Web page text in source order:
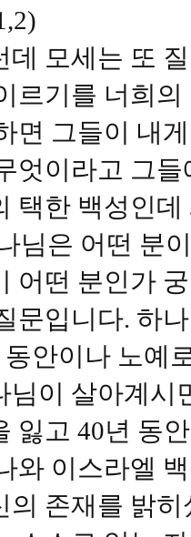
데 모세는 또
르기를 너희
면 그들이 내
엇이라고 그
택한 백성인
님은 어떤 분
어떤 분인가
문입니다. 하
동안이나 노예
님이 살아계시
잃고 40년 동
와 이스라엘
의 존재를 밝